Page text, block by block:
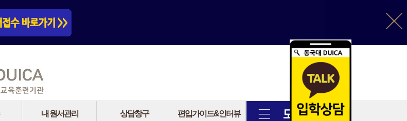
내 원서관리 상담창구 편입가이드&인터뷰